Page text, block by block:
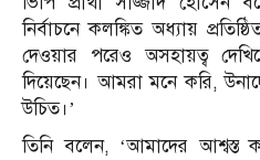
নির্বাচনে কলঙ্কিত অধ্যায়
দেওয়ার পরেও অসহায়ত্ব
দিয়েছেন। আমরা মনে করি,
উচিত।’
তিনি বলেন, ‘আমাদের আশ্বস্ত